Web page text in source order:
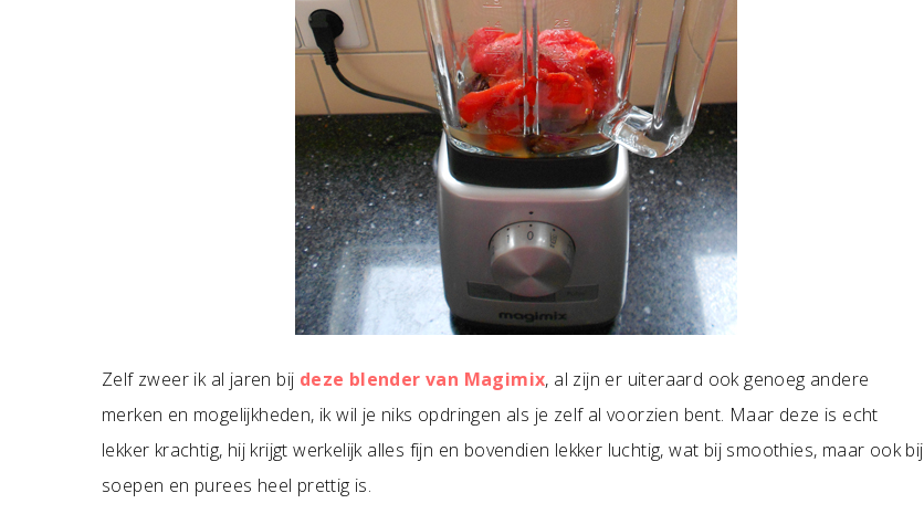
Zelf zweer ik al jaren bij deze blender van Magimix, al zijn er uiteraard ook genoeg andere
merken en mogelijkheden, ik wil je niks opdringen als je zelf al voorzien bent. Maar deze is echt
lekker krachtig, hij krijgt werkelijk alles fijn en bovendien lekker luchtig, wat bij smoothies, maar ook bij
soepen en purees heel prettig is.